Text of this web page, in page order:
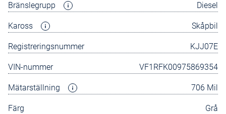
Bränslegrupp Diesel
Kaross Skåpbil
Registreringsnummer KJJ07E
VIN-nummer VF1RFK00975869354
Mätarställning 706 Mil
Färg Grå